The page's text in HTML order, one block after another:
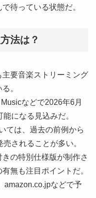
待っている状態だ。
法は？
要音楽ストリーミング
。
などで2026年6月
になる見込みだ。
ては、過去の前例から
されることが多い。
の特別仕様版が制作さ
無も注目ポイントだ。
amazon.co.jpなどで予